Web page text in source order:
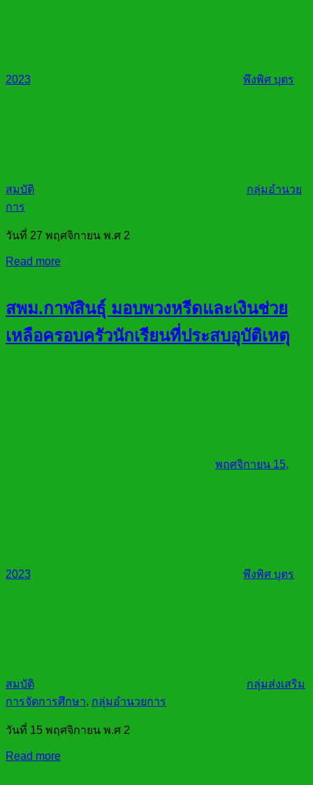
2023 พึงพิศ บุตร
สมบัติ
กลุ่มอำนวย
การ
วันที่ 27 พฤศจิกายน พ.ศ 2
Read more
สพม.กาฬสินธ์ุ มอบพวงหรีดและเงินช่วย
เหลือครอบครัวนักเรียนที่ประสบอุบัติเหตุ
พฤศจิกายน 15,
2023 พึงพิศ บุตร
สมบัติ
กลุ่มส่งเสริม
การจัดการศึกษา, กลุ่มอำนวยการ
วันที่ 15 พฤศจิกายน พ.ศ 2
Read more